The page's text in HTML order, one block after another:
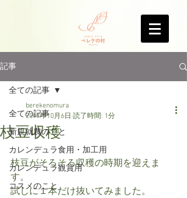
記事
全ての記事
新規就農のこと
カレンデュラ食用・加工用
カレンデュラ観賞用
コスメのこと
全ての記事
枝豆収穫
berekenomura
2017年10月6日 読了時間: 1分
枝豆がそろそろ収穫の時期を迎えま
す。
試しに１本だけ抜いてみました。